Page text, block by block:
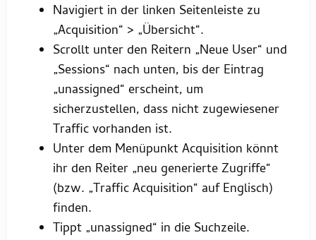
Navigiert in der linken Seitenleiste zu
„Acquisition“ > „Übersicht“.
Scrollt unter den Reitern „Neue User“ und
„Sessions“ nach unten, bis der Eintrag
„unassigned“ erscheint, um
sicherzustellen, dass nicht zugewiesener
Traffic vorhanden ist.
Unter dem Menüpunkt Acquisition könnt
ihr den Reiter „neu generierte Zugriffe“
(bzw. „Traffic Acquisition“ auf Englisch)
finden.
Tippt „unassigned“ in die Suchzeile.